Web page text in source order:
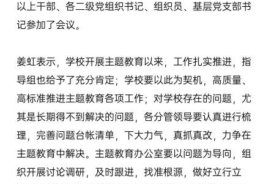
以上干部、各二级党组织书记、组织员、基层党支部书
记参加了会议。
姜虹表示，学校开展主题教育以来，工作扎实推进，指
导组也给予了充分肯定；学校要以此为契机，高质量、
高标准推进主题教育各项工作；对学校存在的问题，尤
其是长期得不到解决的问题，各分管领导要认真进行梳
理，完善问题台帐清单，下大力气，真抓真改，力争在
主题教育中解决。主题教育办公室要以问题为导向，组
织开展讨论调研，及时跟进，找准根源，做好立行立